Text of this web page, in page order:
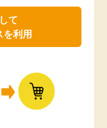
て
利用